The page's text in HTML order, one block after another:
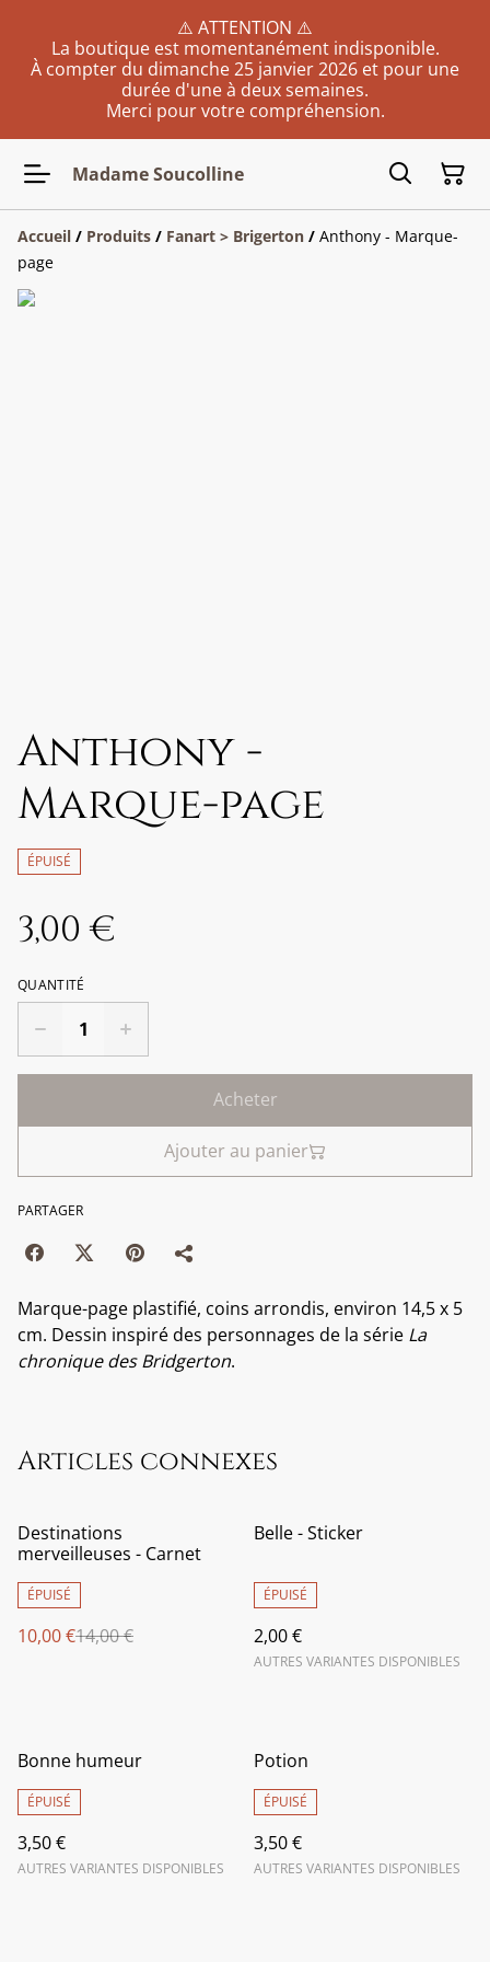
⚠️ ATTENTION ⚠️
La boutique est momentanément indisponible.
À compter du dimanche 25 janvier 2026 et pour une
durée d'une à deux semaines.
Merci pour votre compréhension.
Madame Soucolline
Accueil / Produits / Fanart > Brigerton / Anthony - Marque-
page
Anthony -
Marque-page
ÉPUISÉ
3,00 €
QUANTITÉ
Acheter
Ajouter au panier
PARTAGER
Marque-page plastifié, coins arrondis, environ 14,5 x 5
cm. Dessin inspiré des personnages de la série La
chronique des Bridgerton.
Articles connexes
%
Destinations
merveilleuses - Carnet
ÉPUISÉ
10,00 €14,00 €
Belle - Sticker
ÉPUISÉ
2,00 €
AUTRES VARIANTES DISPONIBLES
Bonne humeur
ÉPUISÉ
3,50 €
AUTRES VARIANTES DISPONIBLES
Potion
ÉPUISÉ
3,50 €
AUTRES VARIANTES DISPONIBLES